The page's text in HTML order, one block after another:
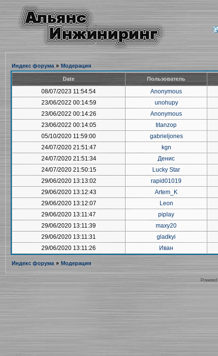
Индекс форума » Модерация
Date Пользователь
08/07/2023 11:54:54
Anonymous
23/06/2022 00:14:59
unohupy
23/06/2022 00:14:26
Anonymous
23/06/2022 00:14:05
titanzop
05/10/2020 11:59:00
gabrieljones
24/07/2020 21:51:47
kgn
24/07/2020 21:51:34
Денис
24/07/2020 21:50:15
Lucky Star
29/06/2020 13:13:02
rapid01019
29/06/2020 13:12:43
Artem_K
29/06/2020 13:12:07
Leon
29/06/2020 13:11:47
piplay
29/06/2020 13:11:39
maxy20
29/06/2020 13:11:31
gladkyi
29/06/2020 13:11:26
Иван
Индекс форума » Модерация